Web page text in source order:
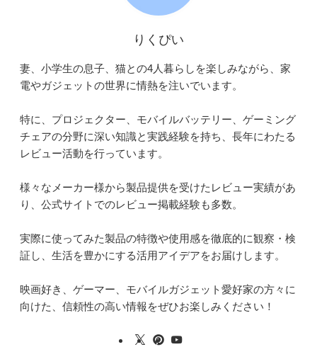
りくぴい
妻、小学生の息子、猫との4人暮らしを楽しみながら、家
電やガジェットの世界に情熱を注いでいます。
特に、プロジェクター、モバイルバッテリー、ゲーミング
チェアの分野に深い知識と実践経験を持ち、長年にわたる
レビュー活動を行っています。
様々なメーカー様から製品提供を受けたレビュー実績があ
り、公式サイトでのレビュー掲載経験も多数。
実際に使ってみた製品の特徴や使用感を徹底的に観察・検
証し、生活を豊かにする活用アイデアをお届けします。
映画好き、ゲーマー、モバイルガジェット愛好家の方々に
向けた、信頼性の高い情報をぜひお楽しみください！